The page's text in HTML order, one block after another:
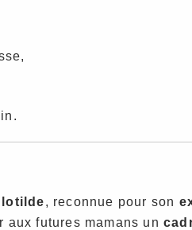
, reconnue pour son
aux futures mamans un